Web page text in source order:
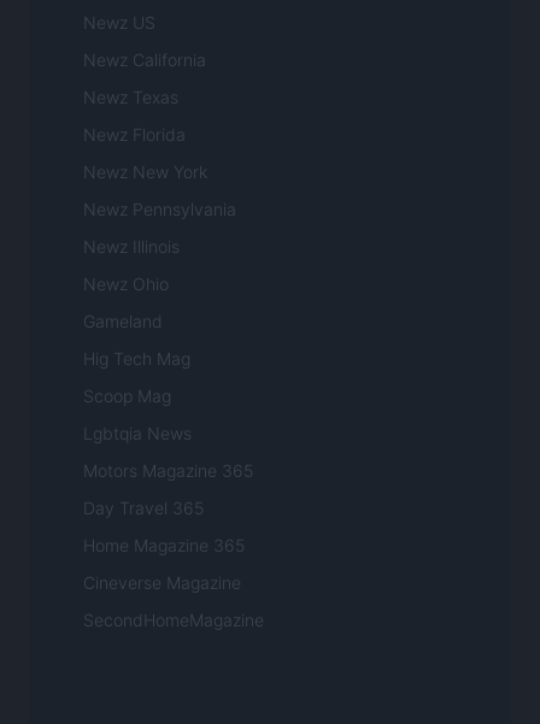
Newz US
Newz California
Newz Texas
Newz Florida
Newz New York
Newz Pennsylvania
Newz Illinois
Newz Ohio
Gameland
Hig Tech Mag
Scoop Mag
Lgbtqia News
Motors Magazine 365
Day Travel 365
Home Magazine 365
Cineverse Magazine
SecondHomeMagazine